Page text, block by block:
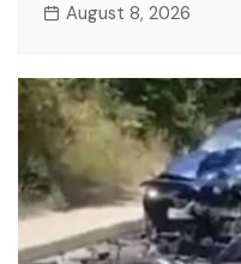
August 8, 2026